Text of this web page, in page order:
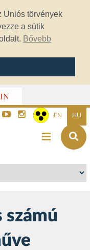
Uniós törvények
a sütik
Bővebb
EN HU
számú